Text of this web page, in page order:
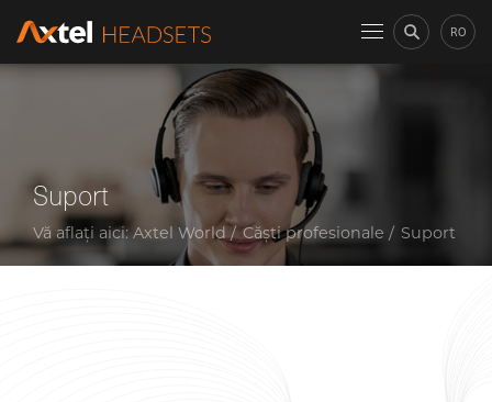
RO
Suport
Vă aflați aici: Axtel World Căști profesionale Suport